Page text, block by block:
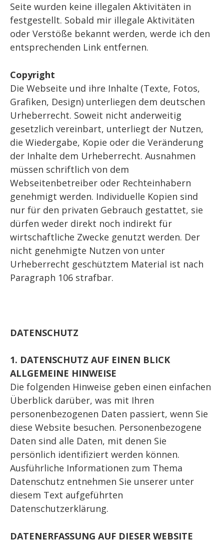
Seite wurden keine illegalen Aktivitäten in
festgestellt. Sobald mir illegale Aktivitäten
oder Verstöße bekannt werden, werde ich den
entsprechenden Link entfernen.
Copyright
Die Webseite und ihre Inhalte (Texte, Fotos,
Grafiken, Design) unterliegen dem deutschen
Urheberrecht. Soweit nicht anderweitig
gesetzlich vereinbart, unterliegt der Nutzen,
die Wiedergabe, Kopie oder die Veränderung
der Inhalte dem Urheberrecht. Ausnahmen
müssen schriftlich von dem
Webseitenbetreiber oder Rechteinhabern
genehmigt werden. Individuelle Kopien sind
nur für den privaten Gebrauch gestattet, sie
dürfen weder direkt noch indirekt für
wirtschaftliche Zwecke genutzt werden. Der
nicht genehmigte Nutzen von unter
Urheberrecht geschütztem Material ist nach
Paragraph 106 strafbar.
DATENSCHUTZ
1. DATENSCHUTZ AUF EINEN BLICK
ALLGEMEINE HINWEISE
Die folgenden Hinweise geben einen einfachen
Überblick darüber, was mit Ihren
personenbezogenen Daten passiert, wenn Sie
diese Website besuchen. Personenbezogene
Daten sind alle Daten, mit denen Sie
persönlich identifiziert werden können.
Ausführliche Informationen zum Thema
Datenschutz entnehmen Sie unserer unter
diesem Text aufgeführten
Datenschutzerklärung.
DATENERFASSUNG AUF DIESER WEBSITE